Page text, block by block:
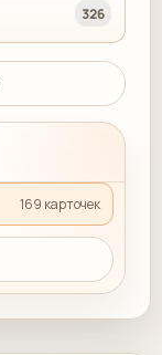
326
169 карточек